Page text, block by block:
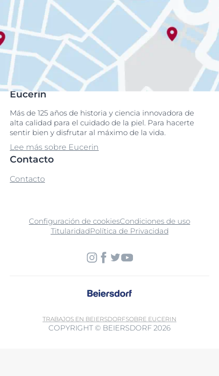
Eucerin
Más de 125 años de historia y ciencia innovadora de
alta calidad para el cuidado de la piel. Para hacerte
sentir bien y disfrutar al máximo de la vida.
Lee más sobre Eucerin
Contacto
Contacto
Configuración de cookiesCondiciones de uso
TitularidadPolítica de Privacidad
TRABAJOS EN BEIERSDORFSOBRE EUCERIN
COPYRIGHT © BEIERSDORF 2026